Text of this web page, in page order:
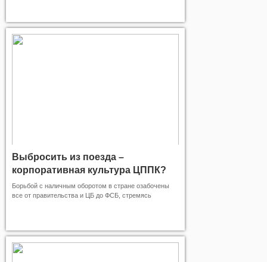
Выбросить из поезда –
корпоративная культура ЦППК?
Борьбой с наличным оборотом в стране озабочены
все от правительства и ЦБ до ФСБ, стремясь
руководству ЦППК об этом рассказать забыли